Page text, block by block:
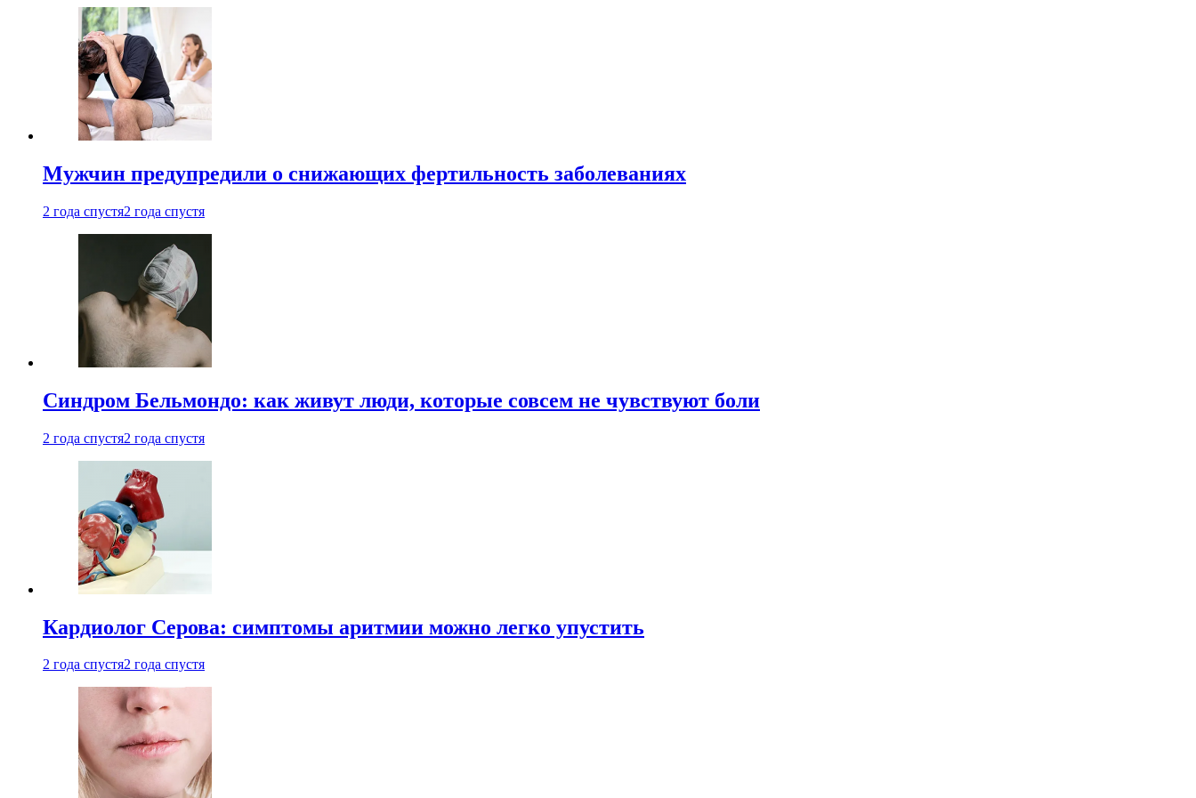
Мужчин предупредили о снижающих фертильность заболеваниях
2 года спустя2 года спустя
Синдром Бельмондо: как живут люди, которые совсем не чувствуют боли
2 года спустя2 года спустя
Кардиолог Серова: симптомы аритмии можно легко упустить
2 года спустя2 года спустя